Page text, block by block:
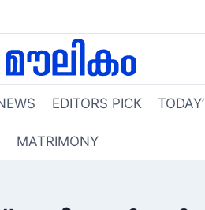
EDITORS PICK
MATRIMONY